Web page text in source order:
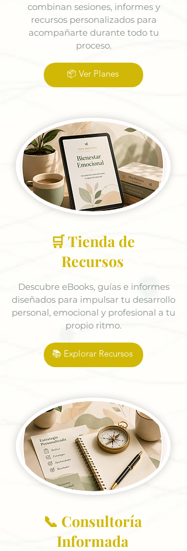
combinan sesiones, informes y
recursos personalizados para
acompañarte durante todo tu
proceso.
📦 Ver Planes
🛒 Tienda de
Recursos
Descubre eBooks, guías e informes
diseñados para impulsar tu desarrollo
personal, emocional y profesional a tu
propio ritmo.
📚 Explorar Recursos
📞 Consultoría
Informada